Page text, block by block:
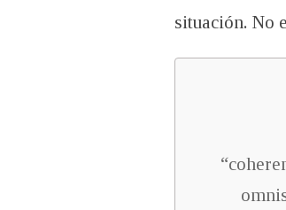
situación. No